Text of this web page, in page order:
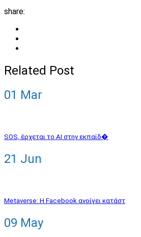
share:
Related Post
01 Mar
SOS, έρχεται το AI στην εκπαίδ�
21 Jun
Metaverse: Η Facebook ανοίγει κατάστ
09 May